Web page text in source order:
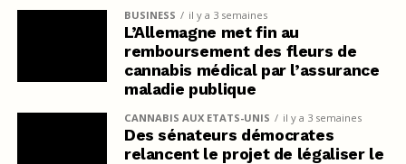
BUSINESS il y a 3 semaines
L’Allemagne met fin au
remboursement des fleurs de
cannabis médical par l’assurance
maladie publique
CANNABIS AUX ETATS-UNIS il y a 3 semaines
Des sénateurs démocrates
relancent le projet de légaliser le